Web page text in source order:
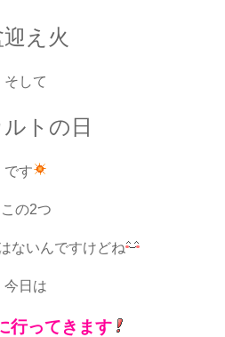
え火
そして
トの日
です
この2つ
ないんですけどね
今日は
行ってきます